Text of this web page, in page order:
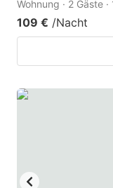
Wohnung · 2 Gäste
109 € /Nacht